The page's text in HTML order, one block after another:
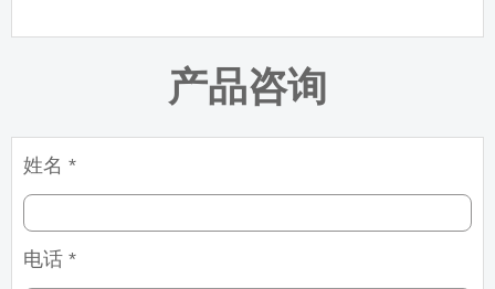
产品咨询
姓名 *
电话 *